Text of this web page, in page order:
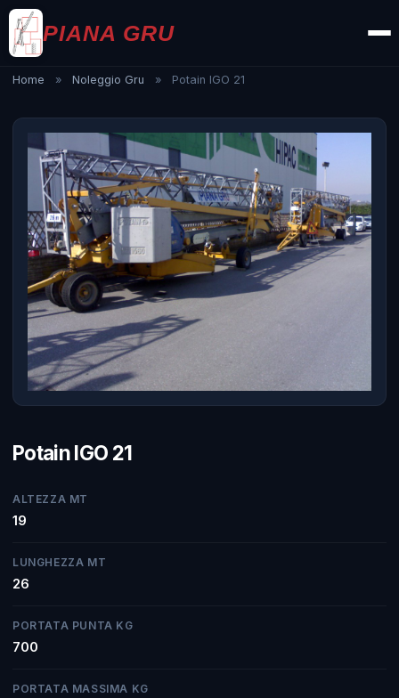
PIANA GRU
Home » Noleggio Gru » Potain IGO 21
Potain IGO 21
ALTEZZA MT
19
LUNGHEZZA MT
26
PORTATA PUNTA KG
700
PORTATA MASSIMA KG